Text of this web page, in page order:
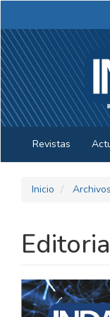
Contenido
principal
Barra
lateral
Revistas
Inicio Archivos
BARRA
LATERAL